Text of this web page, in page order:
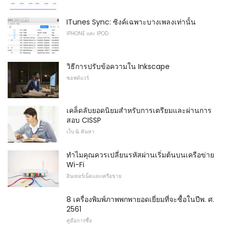
ITunes Sync: ซิงค์เฉพาะบางเพลงเท่านั้น
IPHONE และ IPOD
วิธีการปรับข้อความใน Inkscape
ซอฟต์แวร์
เคล็ดลับยอดนิยมสำหรับการเตรียมและผ่านการ
สอบ CISSP
เว็บ & ค้นหา
ทำไมคุณควรเปลี่ยนรหัสผ่านเริ่มต้นบนเครือข่าย
Wi-Fi
อินเทอร์เน็ตและเครือข่าย
8 เครื่องพิมพ์ภาพพกพายอดเยี่ยมที่จะซื้อในปีพ. ศ.
2561
คู่มือการซื้อ